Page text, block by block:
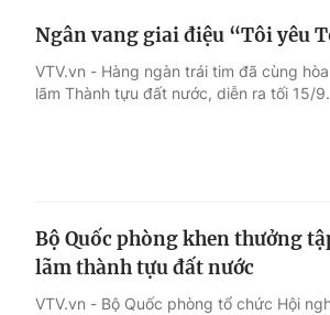
Ngân vang giai điệu “Tôi yêu
VTV.vn - Hàng ngàn trái tim đã cùng
lãm Thành tựu đất nước, diễn ra tối 15/9.
Bộ Quốc phòng khen thưởng
lãm thành tựu đất nước
VTV.vn - Bộ Quốc phòng tổ chức Hội